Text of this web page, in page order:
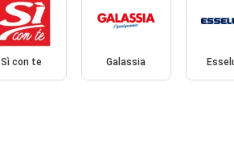
Sì con te Galassia